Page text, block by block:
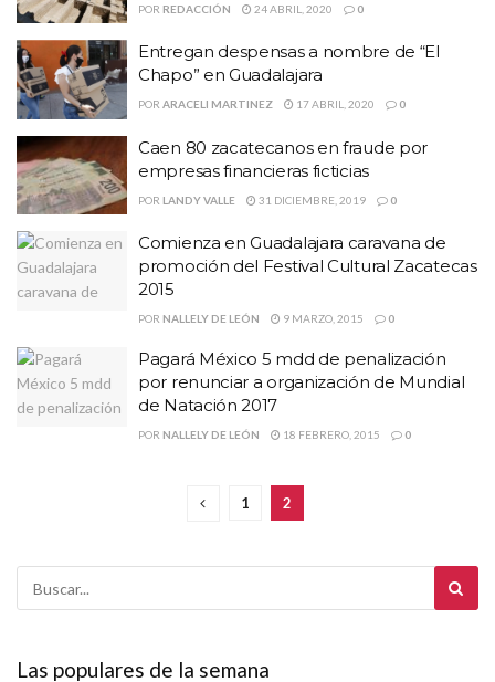
POR REDACCIÓN 24 ABRIL, 2020 0
Entregan despensas a nombre de “El
Chapo” en Guadalajara
POR ARACELI MARTINEZ 17 ABRIL, 2020 0
Caen 80 zacatecanos en fraude por
empresas financieras ficticias
POR LANDY VALLE 31 DICIEMBRE, 2019 0
Comienza en Guadalajara caravana de
promoción del Festival Cultural Zacatecas
POR NALLELY DE LEÓN 9 MARZO, 2015 0
Pagará México 5 mdd de penalización
por renunciar a organización de Mundial
de Natación 2017
POR NALLELY DE LEÓN 18 FEBRERO, 2015 0
1 2
Las populares de la semana